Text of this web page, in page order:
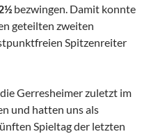
bezwingen. Damit konnte
geteilten zweiten
Spitzenreiter
Gerresheimer zuletzt im
und hatten uns als
Spieltag der letzten